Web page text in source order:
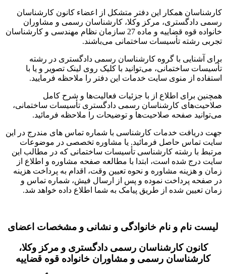
کارشناسان همکار این دفتر متشکل از اعضاء کانون کارشناسان
رسمی دادگستری، مرکز وکلا، کارشناسان رسمی و مشاوران
خانواده قوه قضاییه و ماده 27 سازمان نظام مهندسی و کارشناسان
تجربی رشته تأسیسات ساختمانی می‌باشند.
برای آشنایی با گروه کارشناسان رسمی دادگستری در رشته
تأسیسات ساختمانی، می‌توانید با کلیک روی لینک تصویر و یا با
استفاده از منوی سایت خدمات این دفتر را ملاحظه فرمایید.
همچنین برای اطلاع از با جزئیات فعالیت‌‌ها و شرح کامل
صلاحیت‌های کارشناسان رسمی دادگستری تأسیسات ساختمانی،
می‌توانید صفحه صلاحیت‌ها و توضیحات را ملاحظه فرمائید.
جهت دریافت خدمات کارشناسی با شماره تماس های مندرج در این
سایت تماس حاصل فرمائید. یا مشاوره تخصصی در موضوعات
مرتبط با رشته کارشناسی تأسیسات ساختمانی که در مطالب این
سایت درج شده است، ابتدا با مطالعه صفحه مشاوره و اطلاع از
زمان و هزینه مشاوره و نحوه تعیین وقت، اقدام به پرداخت هزینه
در صفحه پرداخت نموده و پس از ارسال فیش، شماره تماس و
زمان تعیین شده از طریق پیامک به شما اطلاع داده خواهد شد.
لیست نام و نام خانوادگی و نشانی و مشخصات اعضای
کانون کارشناسان رسمی دادگستری و مرکز وکلا،
کارشناسان رسمی و مشاوران خانواده قوه قضاییه